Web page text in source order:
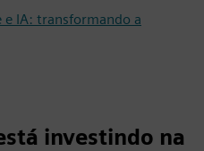
e IA: transformando a
investindo na